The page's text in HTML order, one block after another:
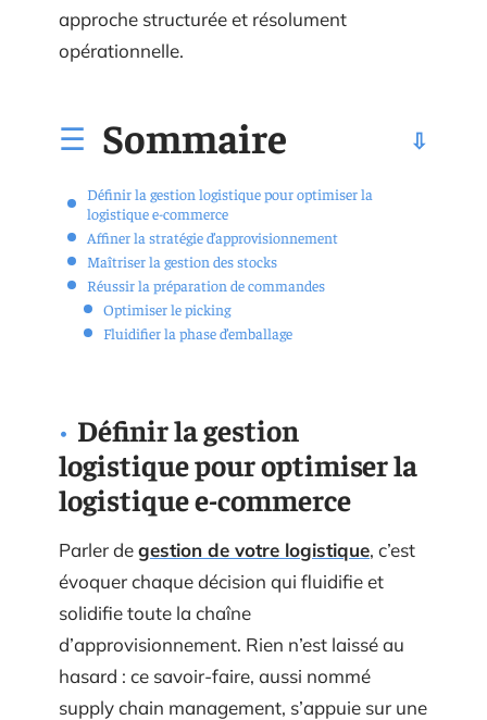
approche structurée et résolument
opérationnelle.
Sommaire
Définir la gestion logistique pour optimiser la
logistique e-commerce
Affiner la stratégie d’approvisionnement
Maîtriser la gestion des stocks
Réussir la préparation de commandes
Optimiser le picking
Fluidifier la phase d’emballage
Définir la gestion
logistique pour optimiser la
logistique e-commerce
Parler degestion de votre logistique, c’est
évoquer chaque décision qui fluidifie et
solidifie toute la chaîne
d’approvisionnement. Rien n’est laissé au
hasard : ce savoir-faire, aussi nommé
supply chain management, s’appuie sur une